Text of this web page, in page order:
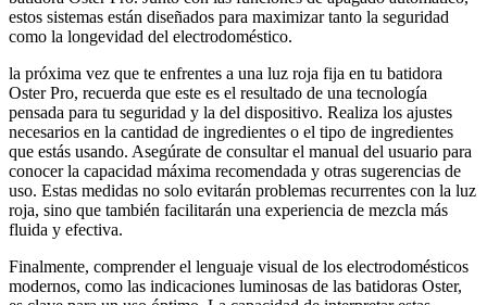
estos sistemas están diseñados para maximizar tanto la seguridad
como la longevidad del electrodoméstico.
la próxima vez que te enfrentes a una luz roja fija en tu batidora
Oster Pro, recuerda que este es el resultado de una tecnología
pensada para tu seguridad y la del dispositivo. Realiza los ajustes
necesarios en la cantidad de ingredientes o el tipo de ingredientes
que estás usando. Asegúrate de consultar el manual del usuario para
conocer la capacidad máxima recomendada y otras sugerencias de
uso. Estas medidas no solo evitarán problemas recurrentes con la luz
roja, sino que también facilitarán una experiencia de mezcla más
fluida y efectiva.
Finalmente, comprender el lenguaje visual de los electrodomésticos
modernos, como las indicaciones luminosas de las batidoras Oster,